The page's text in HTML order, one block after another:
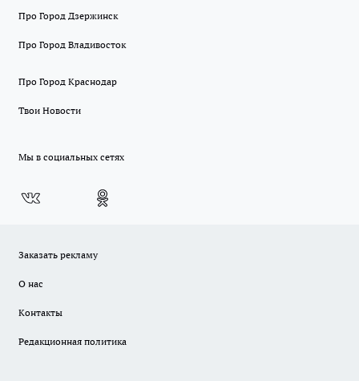
Про Город Дзержинск
Про Город Владивосток
Про Город Краснодар
Твои Новости
Мы в социальных сетях
Заказать рекламу
О нас
Контакты
Редакционная политика